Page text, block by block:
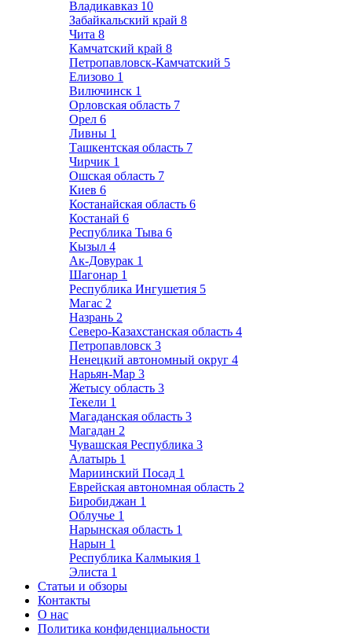
Владикавказ 10
Забайкальский край 8
Чита 8
Камчатский край 8
Петропавловск-Камчатский 5
Елизово 1
Вилючинск 1
Орловская область 7
Орел 6
Ливны 1
Ташкентская область 7
Чирчик 1
Ошская область 7
Киев 6
Костанайская область 6
Костанай 6
Республика Тыва 6
Кызыл 4
Ак-Довурак 1
Шагонар 1
Республика Ингушетия 5
Магас 2
Назрань 2
Северо-Казахстанская область 4
Петропавловск 3
Ненецкий автономный округ 4
Нарьян-Мар 3
Жетысу область 3
Текели 1
Магаданская область 3
Магадан 2
Чувашская Республика 3
Алатырь 1
Мариинский Посад 1
Еврейская автономная область 2
Биробиджан 1
Облучье 1
Нарынская область 1
Нарын 1
Республика Калмыкия 1
Элиста 1
Статьи и обзоры
Контакты
О нас
Политика конфиденциальности